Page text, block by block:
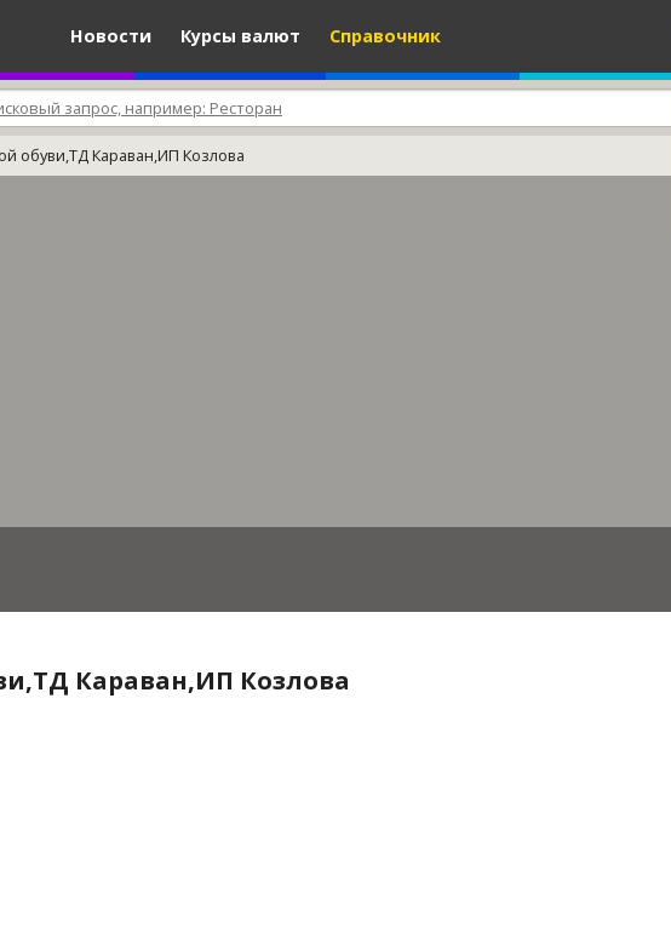
Новости Курсы валют Справочник
обуви,ТД Караван,ИП Козлова
Караван,ИП Козлова